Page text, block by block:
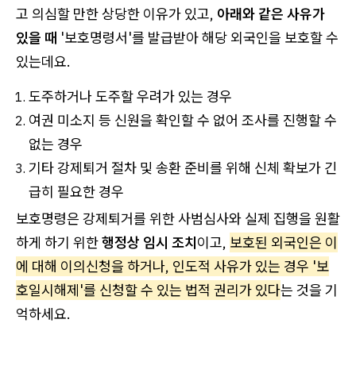
고 의심할 만한 상당한 이유가 있고, 아래와 같은 사유가
있을 때 '보호명령서'를 발급받아 해당 외국인을 보호할 수
있는데요.
도주하거나 도주할 우려가 있는 경우
여권 미소지 등 신원을 확인할 수 없어 조사를 진행할 수
없는 경우
기타 강제퇴거 절차 및 송환 준비를 위해 신체 확보가 긴
급히 필요한 경우
보호명령은 강제퇴거를 위한 사범심사와 실제 집행을 원활
하게 하기 위한행정상 임시 조치이고, 보호된 외국인은 이
에 대해 이의신청을 하거나, 인도적 사유가 있는 경우 '보
호일시해제'를 신청할 수 있는 법적 권리가 있다는 것을 기
억하세요.